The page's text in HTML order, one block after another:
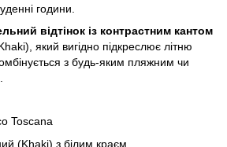
години.
відтінок із контрастним кантом
який вигідно підкреслює літню
з будь-яким пляжним чи
Toscana
(Khaki) з білим краєм